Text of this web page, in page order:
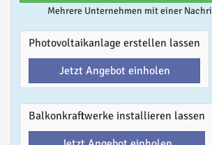
Mehrere Unternehmen mit einer
Photovoltaikanlage erstellen lassen
Jetzt Angebot einholen
Balkonkraftwerke installieren lassen